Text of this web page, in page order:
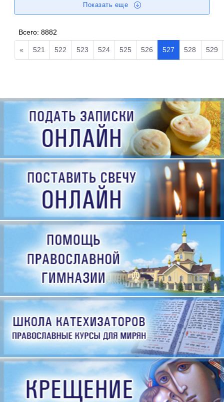
Показать еще
Всего:8882
« 521 522 523 524 525 526 527 528 529